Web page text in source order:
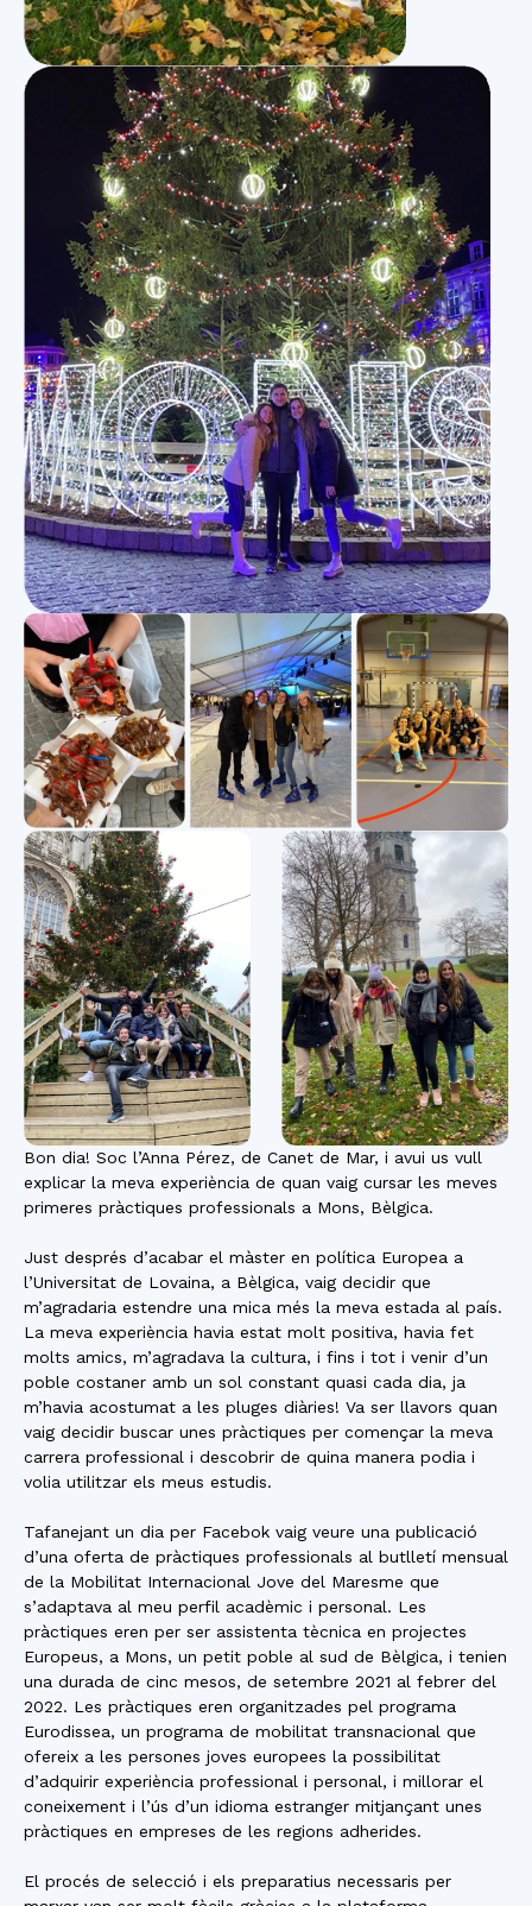
Bon dia! Soc l’Anna Pérez, de Canet de Mar, i avui us vull
explicar la meva experiència de quan vaig cursar les meves
primeres pràctiques professionals a Mons, Bèlgica.
Just després d’acabar el màster en política Europea a
l’Universitat de Lovaina, a Bèlgica, vaig decidir que
m’agradaria estendre una mica més la meva estada al país.
La meva experiència havia estat molt positiva, havia fet
molts amics, m’agradava la cultura, i fins i tot i venir d’un
poble costaner amb un sol constant quasi cada dia, ja
m’havia acostumat a les pluges diàries! Va ser llavors quan
vaig decidir buscar unes pràctiques per començar la meva
carrera professional i descobrir de quina manera podia i
volia utilitzar els meus estudis.
Tafanejant un dia per Facebok vaig veure una publicació
d’una oferta de pràctiques professionals al butlletí mensual
de la Mobilitat Internacional Jove del Maresme que
s’adaptava al meu perfil acadèmic i personal. Les
pràctiques eren per ser assistenta tècnica en projectes
Europeus, a Mons, un petit poble al sud de Bèlgica, i tenien
una durada de cinc mesos, de setembre 2021 al febrer del
2022. Les pràctiques eren organitzades pel programa
Eurodissea, un programa de mobilitat transnacional que
ofereix a les persones joves europees la possibilitat
d’adquirir experiència professional i personal, i millorar el
coneixement i l’ús d’un idioma estranger mitjançant unes
pràctiques en empreses de les regions adherides.
El procés de selecció i els preparatius necessaris per